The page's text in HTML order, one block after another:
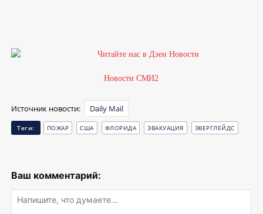
Новости СМИ2
Источник новости: Daily Mail
Теги: ПОЖАР США ФЛОРИДА ЭВАКУАЦИЯ ЭВЕРГЛЕЙДС
Ваш комментарий: